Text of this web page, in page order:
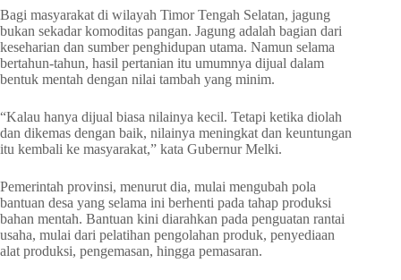
Bagi masyarakat di wilayah Timor Tengah Selatan, jagung
bukan sekadar komoditas pangan. Jagung adalah bagian dari
keseharian dan sumber penghidupan utama. Namun selama
bertahun-tahun, hasil pertanian itu umumnya dijual dalam
bentuk mentah dengan nilai tambah yang minim.
“Kalau hanya dijual biasa nilainya kecil. Tetapi ketika diolah
dan dikemas dengan baik, nilainya meningkat dan keuntungan
itu kembali ke masyarakat,” kata Gubernur Melki.
Pemerintah provinsi, menurut dia, mulai mengubah pola
bantuan desa yang selama ini berhenti pada tahap produksi
bahan mentah. Bantuan kini diarahkan pada penguatan rantai
usaha, mulai dari pelatihan pengolahan produk, penyediaan
alat produksi, pengemasan, hingga pemasaran.